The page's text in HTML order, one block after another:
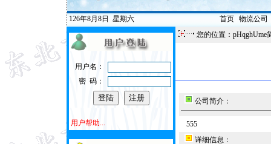
126年8月8日 星期六 首页| 物流公司
用户名：
密 码：
用户帮助...
您的位置：pHqghUme
公司简介：
555
详细信息：